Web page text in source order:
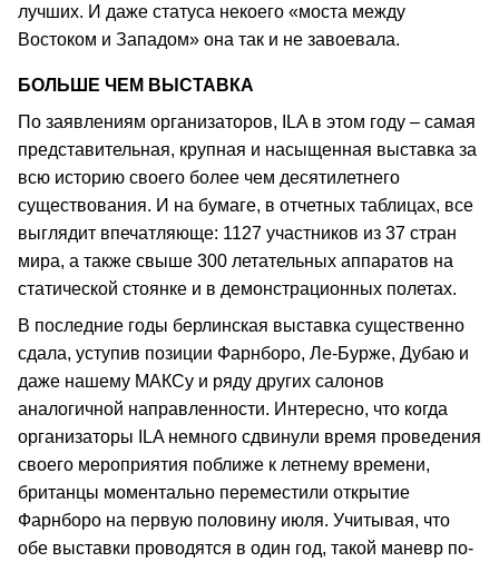
лучших. И даже статуса некоего «моста между
Востоком и Западом» она так и не завоевала.
БОЛЬШЕ ЧЕМ ВЫСТАВКА
По заявлениям организаторов, ILA в этом году – самая
представительная, крупная и насыщенная выставка за
всю историю своего более чем десятилетнего
существования. И на бумаге, в отчетных таблицах, все
выглядит впечатляюще: 1127 участников из 37 стран
мира, а также свыше 300 летательных аппаратов на
статической стоянке и в демонстрационных полетах.
В последние годы берлинская выставка существенно
сдала, уступив позиции Фарнборо, Ле-Бурже, Дубаю и
даже нашему МАКСу и ряду других салонов
аналогичной направленности. Интересно, что когда
организаторы ILA немного сдвинули время проведения
своего мероприятия поближе к летнему времени,
британцы моментально переместили открытие
Фарнборо на первую половину июля. Учитывая, что
обе выставки проводятся в один год, такой маневр по-